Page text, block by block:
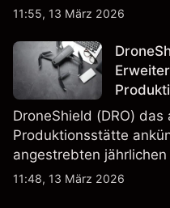
und die US-
verlässlicher Indikator
11:55, 13 März 2026
DroneShield (DRO)
Produktionsstätte
angestrebten
etwa 2,4 Mrd. AUD bis
11:48, 13 März 2026